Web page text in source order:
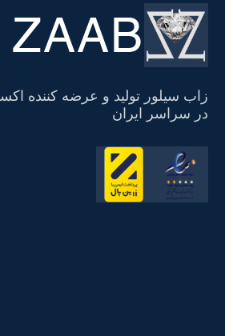
تسویه
حساب
ZAAB
زاب سیلور تولید و عرضه کننده
در سراسر ایران